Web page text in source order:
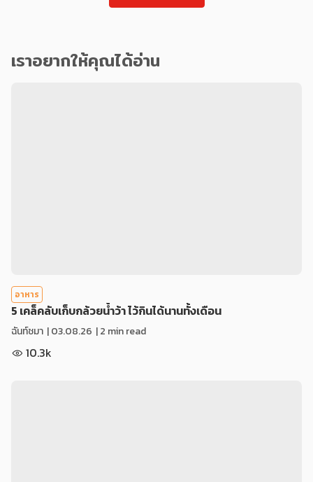
เราอยากให้คุณได้อ่าน
อาหาร
5 เคล็คลับเก็บกล้วยน้ำว้า ไว้กินได้นานทั้งเดือน
ฉันท์ชมา |03.08.26 | 2 min read
10.3k